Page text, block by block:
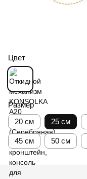
Цвет
Размер
20 см
25 см
45 см 50 см